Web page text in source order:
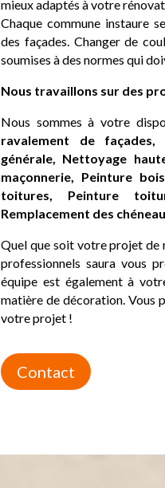
mieux adaptés à votre
Chaque commune instaure
des façades. Changer de
soumises à des normes qui
Nous travaillons sur des
Nous sommes à votre
ravalement de
générale, Nettoyage
maçonnerie, Peinture
toitures, Peinture
Remplacement des
Quel que soit votre projet de
professionnels saura vous
équipe est également à
matière de décoration. Vous
votre projet !
Contact